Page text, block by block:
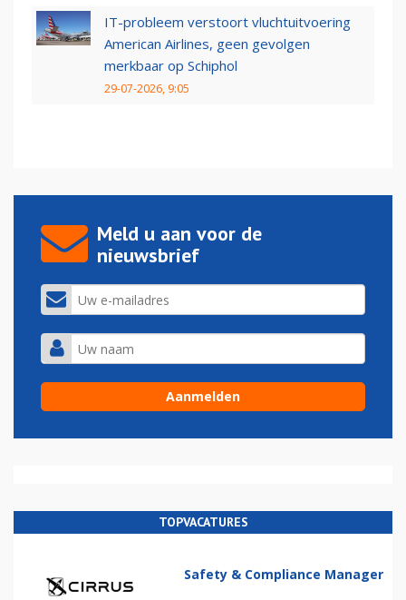
IT-probleem verstoort vluchtuitvoering
American Airlines, geen gevolgen
merkbaar op Schiphol
29-07-2026, 9:05
Meld u aan voor de
nieuwsbrief
TOPVACATURES
Safety & Compliance Manager